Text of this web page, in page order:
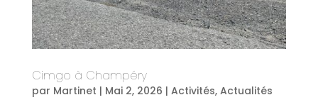
Cimgo à Champéry
par Martinet | Mai 2, 2026 | Activités, Actualités